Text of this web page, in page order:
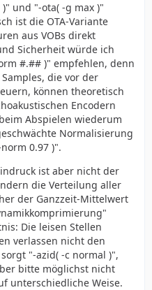
und "-ota( -g max )"
ist die OTA-Variante
aus VOBs direkt
Sicherheit würde ich
#.## )" empfehlen, denn
die vor der
können theoretisch
Encodern
Abspielen wiederum
Normalisierung
0.97 )".
ist aber nicht der
die Verteilung aller
der Ganzzeit-Mittelwert
Die leisen Stellen
verlassen nicht den
"-azid( -c normal )",
bitte möglichst nicht
unterschiedliche Weise.